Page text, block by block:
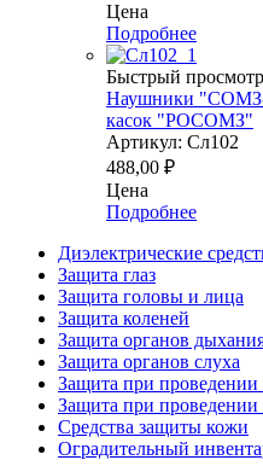
Цена
Подробнее
Быстрый просмотр
Наушники "СОМЗ-
касок "РОСОМЗ"
Артикул: Сл102
488,00 ₽
Цена
Подробнее
Диэлектрические
Защита глаз
Защита головы и лица
Защита коленей
Защита органов
Защита органов слуха
Защита при
Защита при проведении
Средства защиты кожи
Оградительный